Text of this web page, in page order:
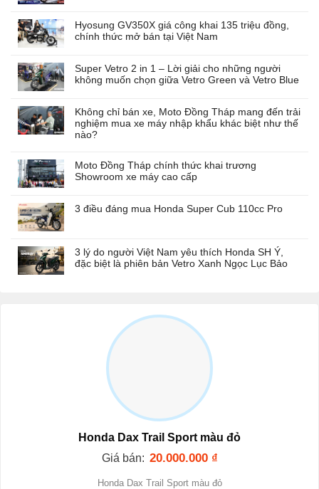
Hyosung GV350X giá công khai 135 triệu đồng,
chính thức mở bán tại Việt Nam
Super Vetro 2 in 1 – Lời giải cho những người
không muốn chọn giữa Vetro Green và Vetro Blue
Không chỉ bán xe, Moto Đồng Tháp mang đến trải
nghiệm mua xe máy nhập khẩu khác biệt như thế
nào?
Moto Đồng Tháp chính thức khai trương
Showroom xe máy cao cấp
3 điều đáng mua Honda Super Cub 110cc Pro
3 lý do người Việt Nam yêu thích Honda SH Ý,
đặc biệt là phiên bản Vetro Xanh Ngọc Lục Bảo
Honda Dax Trail Sport màu đỏ
Giá bán: 20.000.000 ₫
Honda Dax Trail Sport màu đỏ